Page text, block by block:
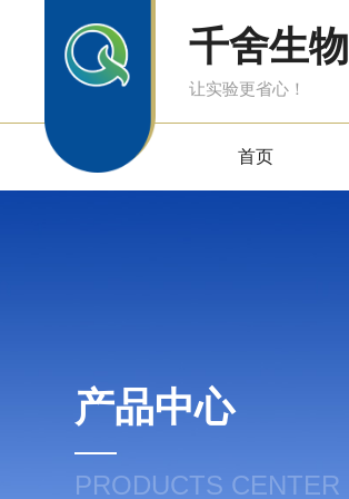
千舍生物
让实验更省心！
首页
产品中心
PRODUCTS CENTER